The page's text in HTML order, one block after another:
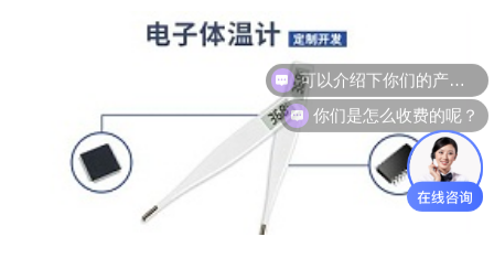
可以介绍下你们的产品么？
你们是怎么收费的呢？